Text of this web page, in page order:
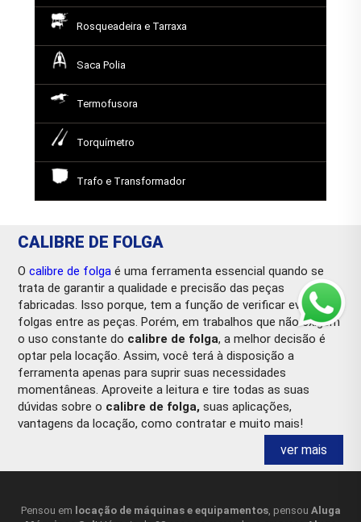
Rosqueadeira e Tarraxa
Saca Polia
Termofusora
Torquímetro
Trafo e Transformador
CALIBRE DE FOLGA
Ocalibre de folga é uma ferramenta essencial quando se
trata de garantir a qualidade e precisão das peças
fabricadas. Isso porque, tem a função de verificar eventuais
folgas entre as peças. Porém, em trabalhos que não exigem
o uso constante do calibre de folga, a melhor decisão é
optar pela locação. Assim, você terá à disposição a
ferramenta apenas para suprir suas necessidades
momentâneas. Aproveite a leitura e tire todas as suas
dúvidas sobre o calibre de folga,suas aplicações,
vantagens da locação, como contratar e muito mais!
espessura, é um dispositivo de medição utilizado para
ver mais
Pensou em locação de máquinas e equipamentos, pensou Aluga